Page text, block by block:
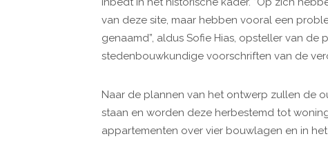
van deze site, maar hebben vooral een
genaamd”, aldus Sofie Hias, opsteller van de
stedenbouwkundige voorschriften van de
Naar de plannen van het ontwerp zullen de
staan en worden deze herbestemd tot
appartementen over vier bouwlagen en in